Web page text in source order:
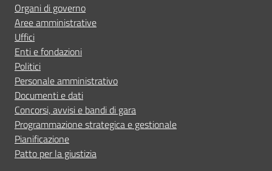
Organi di governo
Aree amministrative
Uffici
Enti e fondazioni
Politici
Personale amministrativo
Documenti e dati
Concorsi, avvisi e bandi di gara
Programmazione strategica e gestionale
Pianificazione
Patto per la giustizia